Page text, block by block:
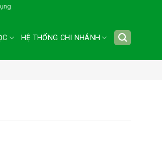
HỆ THỐNG CHI NHÁNH